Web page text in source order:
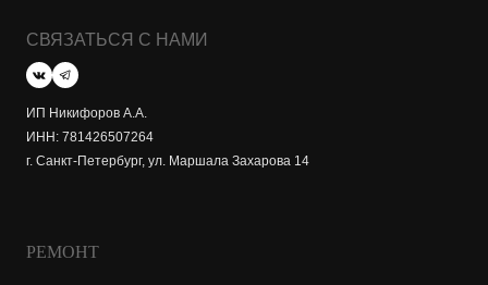
СВЯЗАТЬСЯ С НАМИ
ИП Никифоров А.А.
ИНН: 781426507264
г. Санкт-Петербург, ул. Маршала Захарова 14
РЕМОНТ